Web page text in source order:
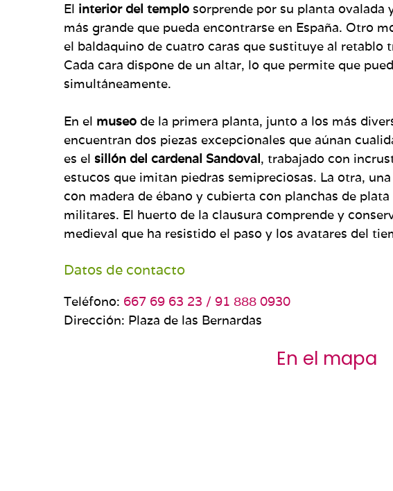
El interior del templo sorprende por su planta ovalada
más grande que pueda encontrarse en España. Otro
el baldaquino de cuatro caras que sustituye al retablo
Cada cara dispone de un altar, lo que permite que
simultáneamente.
En el museo de la primera planta, junto a los más
encuentran dos piezas excepcionales que aúnan
es el sillón del cardenal Sandoval, trabajado con
estucos que imitan piedras semipreciosas. La otra, una
con madera de ébano y cubierta con planchas de
militares. El huerto de la clausura comprende y
medieval que ha resistido el paso y los avatares del
Datos de contacto
Teléfono: 667 69 63 23 / 91 888 0930
Dirección: Plaza de las Bernardas
En el mapa